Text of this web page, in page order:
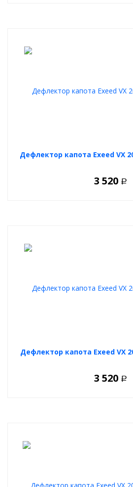
Дефлектор капота Exeed VX
3 520 Р
Дефлектор капота Exeed VX
3 520 Р